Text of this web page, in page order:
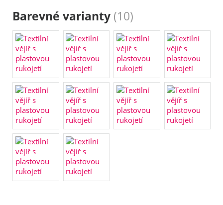
Barevné varianty (10)